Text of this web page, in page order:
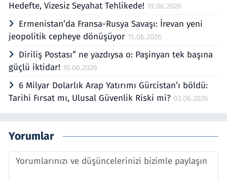
Hedefte, Vizesiz Seyahat Tehlikede! 19.06.2026
Ermenistan’da Fransa-Rusya Savaşı: İrevan yeni
jeopolitik cepheye dönüşüyor 15.06.2026
Diriliş Postası” ne yazdıysa o: Paşinyan tek başına
güçlü iktidar! 10.06.2026
6 Milyar Dolarlık Arap Yatırımı Gürcistan’ı böldü:
Tarihi Fırsat mı, Ulusal Güvenlik Riski mi? 03.06.2026
Yorumlar